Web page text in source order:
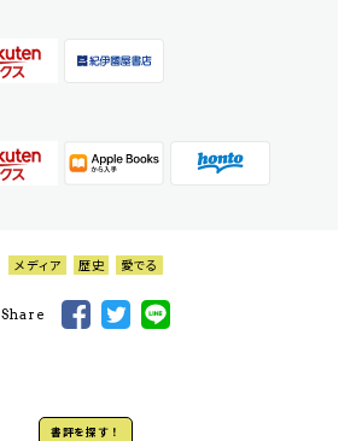
メディア 歴史 愛でる
Share
書評を探す！